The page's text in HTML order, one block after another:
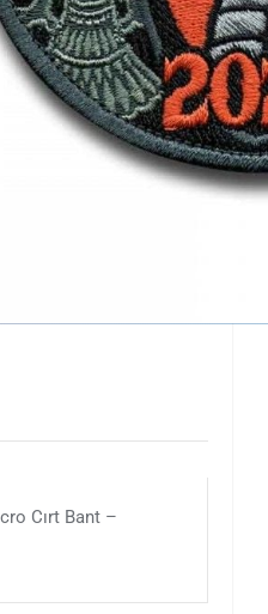
Cırt Bant –